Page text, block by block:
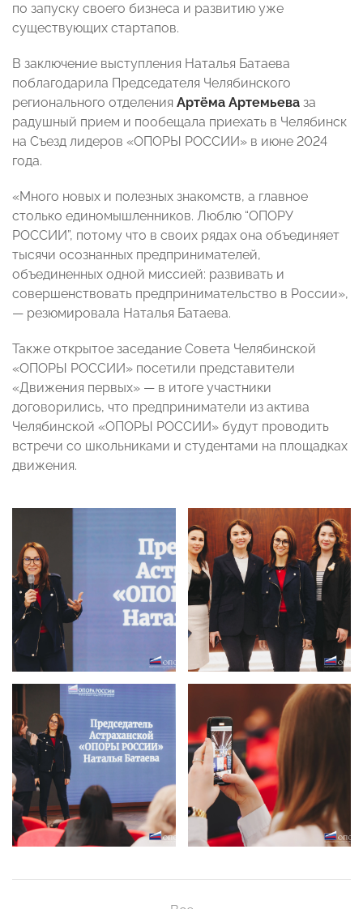
по запуску своего бизнеса и развитию уже
существующих стартапов.
В заключение выступления Наталья Батаева
поблагодарила Председателя Челябинского
регионального отделения Артёма Артемьева за
радушный прием и пообещала приехать в Челябинск
на Съезд лидеров «ОПОРЫ РОССИИ» в июне 2024
года.
«Много новых и полезных знакомств, а главное
столько единомышленников. Люблю “ОПОРУ
РОССИИ”, потому что в своих рядах она объединяет
тысячи осознанных предпринимателей,
объединенных одной миссией: развивать и
совершенствовать предпринимательство в России»,
— резюмировала Наталья Батаева.
Также открытое заседание Совета Челябинской
«ОПОРЫ РОССИИ» посетили представители
«Движения первых» — в итоге участники
договорились, что предприниматели из актива
Челябинской «ОПОРЫ РОССИИ» будут проводить
встречи со школьниками и студентами на площадках
движения.